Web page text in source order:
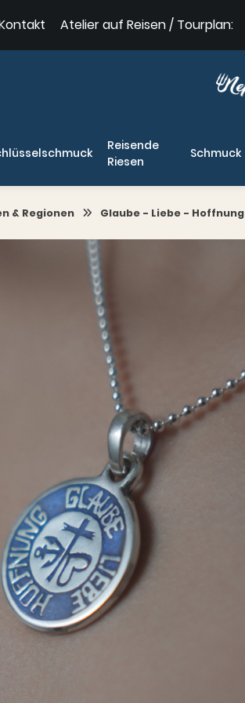
Atelier auf Reisen / Tourplan:
Reisende
Riesen
Schmuck
& Regionen Glaube - Liebe - Hoffnung